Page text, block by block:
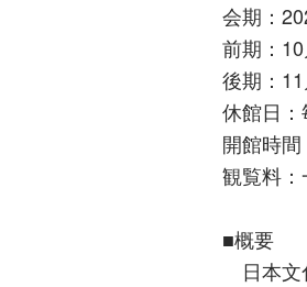
会期：
前期：
後期：
休館日
開館時間
観覧料
■概要
日本文